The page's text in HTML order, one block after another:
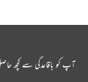
آپ کو باقاعدگی سے کچھ